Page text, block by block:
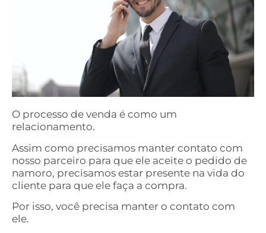
O processo de venda é como um
relacionamento.
Assim como precisamos manter contato com
nosso parceiro para que ele aceite o pedido de
namoro, precisamos estar presente na vida do
cliente para que ele faça a compra.
Por isso, você precisa manter o contato com
ele.